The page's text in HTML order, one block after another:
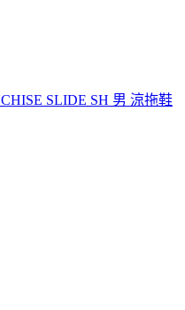
SLIDE SH 男 涼拖鞋